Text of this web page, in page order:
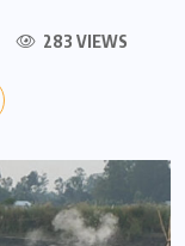
283 VIEWS